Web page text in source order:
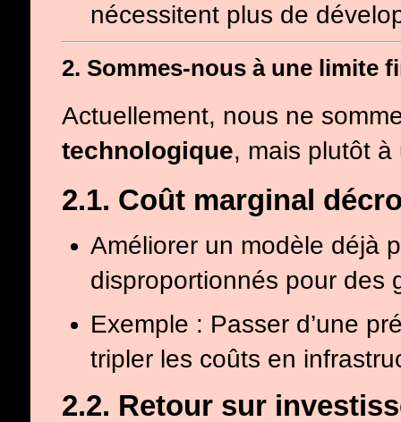
nécessitent plus de
2. Sommes-nous à une limite
Actuellement, nous ne
technologique, mais plutôt
2.1. Coût marginal
Améliorer un modèle déjà
disproportionnés pour des
Exemple : Passer d’une
tripler les coûts en
2.2. Retour sur